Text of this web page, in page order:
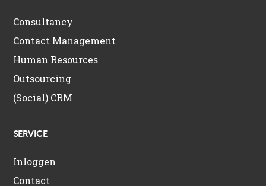
Consultancy
Contact Management
Human Resources
Outsourcing
(Social) CRM
SERVICE
Inloggen
Contact